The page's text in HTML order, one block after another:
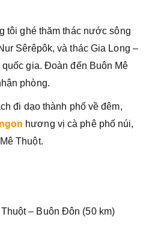
tôi ghé thăm thác nước sông
Sêrêpôk, và thác Gia Long –
gia. Đoàn đến Buôn Mê
phòng.
đi dạo thành phố về đêm,
hương vị cà phê phố núi,
Thuột.
– Buôn Đôn (50 km)